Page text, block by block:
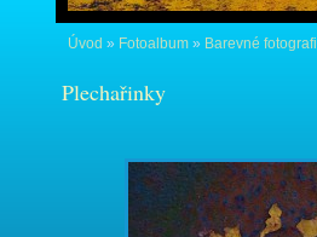
Úvod » Fotoalbum » Barevné
Plechařinky